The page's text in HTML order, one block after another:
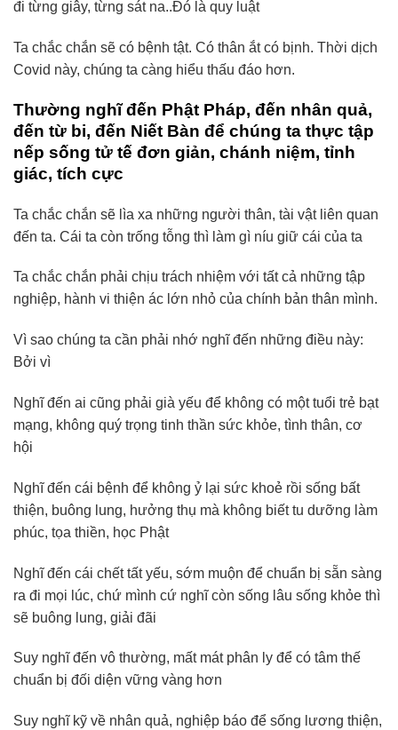
đi từng giây, từng sát na..Đó là quy luật
Ta chắc chắn sẽ có bệnh tật. Có thân ắt có bịnh. Thời dịch
Covid này, chúng ta càng hiểu thấu đáo hơn.
Thường nghĩ đến Phật Pháp, đến nhân quả,
đến từ bi, đến Niết Bàn để chúng ta thực tập
nếp sống tử tế đơn giản, chánh niệm, tỉnh
giác, tích cực
Ta chắc chắn sẽ lìa xa những người thân, tài vật liên quan
đến ta. Cái ta còn trống tỗng thì làm gì níu giữ cái của ta
Ta chắc chắn phải chịu trách nhiệm với tất cả những tập
nghiệp, hành vi thiện ác lớn nhỏ của chính bản thân mình.
Vì sao chúng ta cần phải nhớ nghĩ đến những điều này:
Bởi vì
Nghĩ đến ai cũng phải già yếu để không có một tuổi trẻ bạt
mạng, không quý trọng tinh thần sức khỏe, tình thân, cơ
hội
Nghĩ đến cái bệnh để không ỷ lại sức khoẻ rồi sống bất
thiện, buông lung, hưởng thụ mà không biết tu dưỡng làm
phúc, tọa thiền, học Phật
Nghĩ đến cái chết tất yếu, sớm muộn để chuẩn bị sẵn sàng
ra đi mọi lúc, chứ mình cứ nghĩ còn sống lâu sống khỏe thì
sẽ buông lung, giải đãi
Suy nghĩ đến vô thường, mất mát phân ly để có tâm thế
chuẩn bị đối diện vững vàng hơn
Suy nghĩ kỹ về nhân quả, nghiệp báo để sống lương thiện,